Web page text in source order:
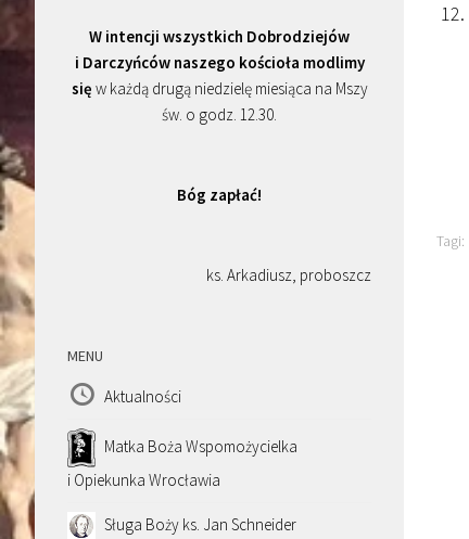
Tagi:
W intencji wszystkich Dobrodziejów
i Darczyńców naszego kościoła modlimy
się w każdą drugą niedzielę miesiąca na Mszy
św. o godz. 12.30.
Bóg zapłać!
ks. Arkadiusz, proboszcz
MENU
Aktualności
Matka Boża Wspomożycielka
i Opiekunka Wrocławia
Sługa Boży ks. Jan Schneider